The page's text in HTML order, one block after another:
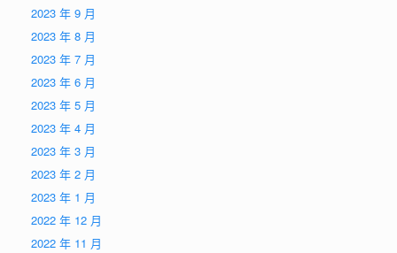
2023 年 9 月
2023 年 8 月
2023 年 7 月
2023 年 6 月
2023 年 5 月
2023 年 4 月
2023 年 3 月
2023 年 2 月
2023 年 1 月
2022 年 12 月
2022 年 11 月